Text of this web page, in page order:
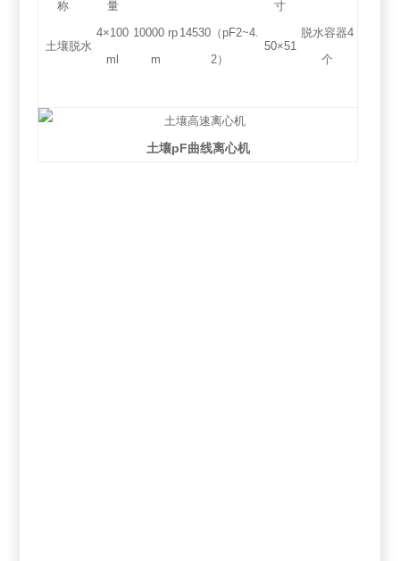
称 量 寸
土壤脱水
4×100
ml
10000 rp
m
14530（pF2~4.
2）
50×51
脱水容器4
个
土壤pF曲线离心机